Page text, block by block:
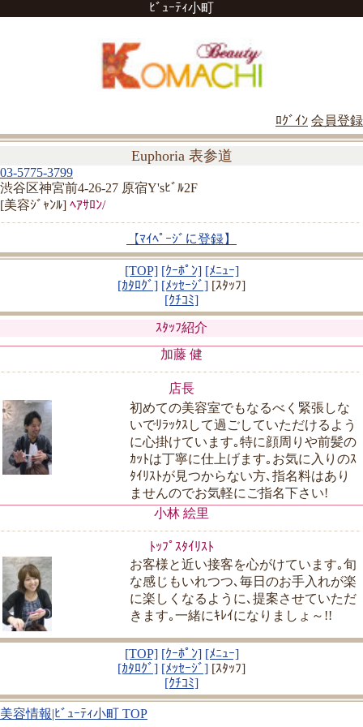
ﾋﾞｭｰﾃｨ小町
ﾛｸﾞｲﾝ 会員登録
Euphoria 表参道
03-5775-3799
渋谷区神宮前4-26-27 原宿Y'sﾋﾞﾙ2F
[美容ｼﾞｬﾝﾙ] ﾍｱｻﾛﾝ/
【ﾏｲﾍﾟｰｼﾞに登録】
[TOP] [ｸｰﾎﾟﾝ] [ﾒﾆｭｰ]
[ｶﾀﾛｸﾞ] [ﾒｯｾｰｼﾞ] [ｽﾀｯﾌ]
[ｸﾁｺﾐ]
ｽﾀｯﾌ紹介
加藤 健
店長
初めての美容室でもなるべく緊張しな
いでﾘﾗｯｸｽして過ごしていただけるよう
に心掛けています｡特に顔周りや前髪の
ｶｯﾄは丁寧に仕上げます｡お気に入りのｽ
ﾀｲﾘｽﾄが見つからない方､指名料はあり
ませんのでお気軽にご指名下さい!
小林 絵里
ﾄｯﾌﾟｽﾀｲﾘｽﾄ
お客様と近い接客を心がけています｡旬
な感じもいれつつ､毎日のお手入れが楽
に楽しくなるように､提案させていただ
きます｡一緒にｷﾚｲになりましょ～!!
[TOP] [ｸｰﾎﾟﾝ] [ﾒﾆｭｰ]
[ｶﾀﾛｸﾞ] [ﾒｯｾｰｼﾞ] [ｽﾀｯﾌ]
[ｸﾁｺﾐ]
美容情報|ﾋﾞｭｰﾃｨ小町 TOP